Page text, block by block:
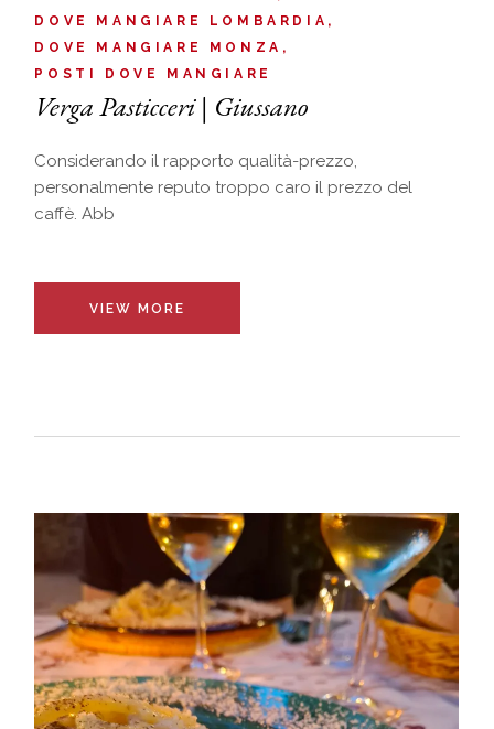
DOVE MANGIARE LOMBARDIA
DOVE MANGIARE MONZA
POSTI DOVE MANGIARE
Verga Pasticceri | Giussano
Considerando il rapporto qualità-prezzo,
personalmente reputo troppo caro il prezzo del
caffè. Abb
VIEW MORE